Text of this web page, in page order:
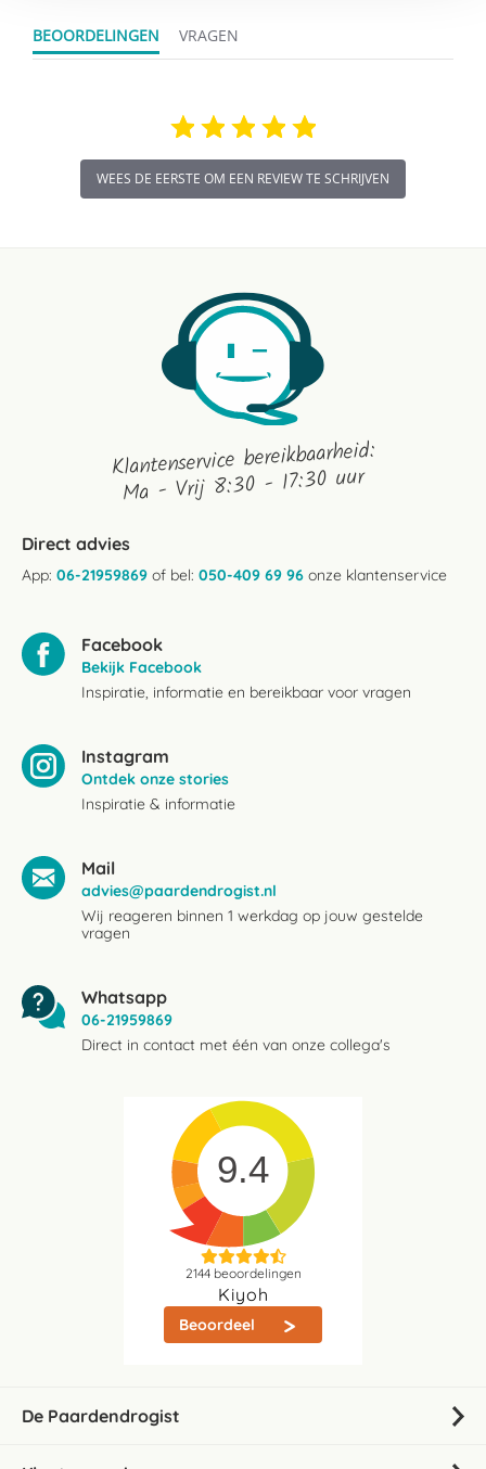
BEOORDELINGEN VRAGEN
WEES DE EERSTE OM EEN REVIEW TE SCHRIJVEN
Klantenservice bereikbaarheid:
Ma - Vrij 8:30 - 17:30 uur
Direct advies
App: 06-21959869 of bel: 050-409 69 96 onze klantenservice
Facebook
Bekijk Facebook
Inspiratie, informatie en bereikbaar voor vragen
Instagram
Ontdek onze stories
Inspiratie & informatie
Mail
advies@paardendrogist.nl
Wij reageren binnen 1 werkdag op jouw gestelde
vragen
Whatsapp
06-21959869
Direct in contact met één van onze collega's
9.4
2144beoordelingen
Kiyoh
Beoordeel
De Paardendrogist